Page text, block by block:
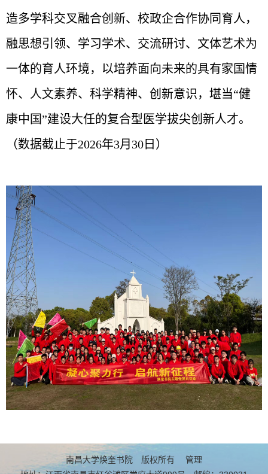
造多学科交叉融合创新、校政企合作协同育人，
融思想引领、学习学术、交流研讨、文体艺术为
一体的育人环境，以培养面向未来的具有家国情
怀、人文素养、科学精神、创新意识，堪当“健
康中国”建设大任的复合型医学拔尖创新人才。
（数据截止于2026年3月30日）
南昌大学焕奎书院 版权所有 管理